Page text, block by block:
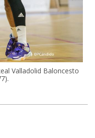
Valladolid Baloncesto